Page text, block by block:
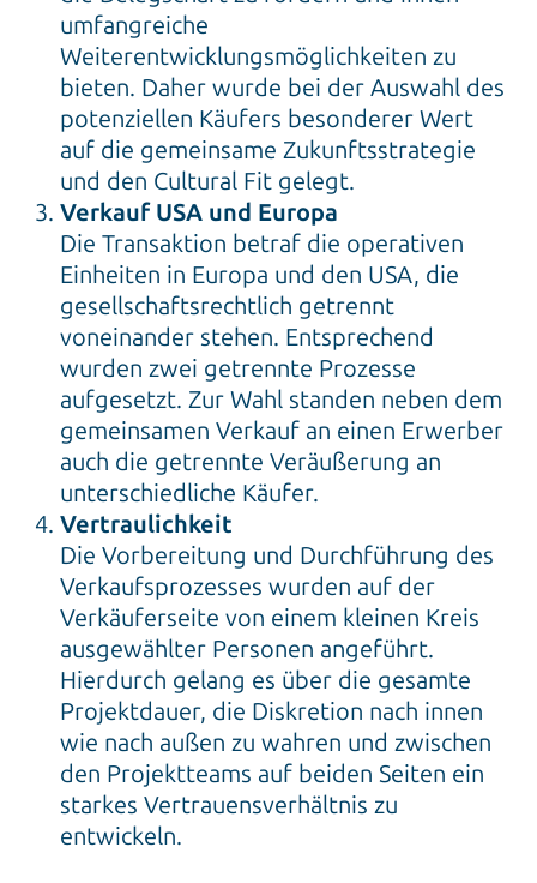
umfangreiche
Weiterentwicklungsmöglichkeiten zu
bieten. Daher wurde bei der Auswahl des
potenziellen Käufers besonderer Wert
auf die gemeinsame Zukunftsstrategie
und den Cultural Fit gelegt.
Verkauf USA und Europa
Die Transaktion betraf die operativen
Einheiten in Europa und den USA, die
gesellschaftsrechtlich getrennt
voneinander stehen. Entsprechend
wurden zwei getrennte Prozesse
aufgesetzt. Zur Wahl standen neben dem
gemeinsamen Verkauf an einen Erwerber
auch die getrennte Veräußerung an
unterschiedliche Käufer.
Vertraulichkeit
Die Vorbereitung und Durchführung des
Verkaufsprozesses wurden auf der
Verkäuferseite von einem kleinen Kreis
ausgewählter Personen angeführt.
Hierdurch gelang es über die gesamte
Projektdauer, die Diskretion nach innen
wie nach außen zu wahren und zwischen
den Projektteams auf beiden Seiten ein
starkes Vertrauensverhältnis zu
entwickeln.